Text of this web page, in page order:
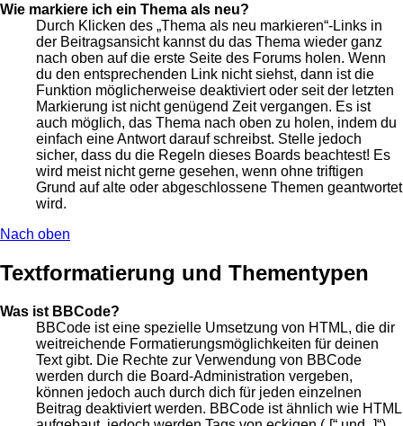
Wie markiere ich ein Thema als neu?
Durch Klicken des „Thema als neu markieren“-Links in
der Beitragsansicht kannst du das Thema wieder ganz
nach oben auf die erste Seite des Forums holen. Wenn
du den entsprechenden Link nicht siehst, dann ist die
Funktion möglicherweise deaktiviert oder seit der letzten
Markierung ist nicht genügend Zeit vergangen. Es ist
auch möglich, das Thema nach oben zu holen, indem du
einfach eine Antwort darauf schreibst. Stelle jedoch
sicher, dass du die Regeln dieses Boards beachtest! Es
wird meist nicht gerne gesehen, wenn ohne triftigen
Grund auf alte oder abgeschlossene Themen geantwortet
wird.
Nach oben
Textformatierung und Thementypen
Was ist BBCode?
BBCode ist eine spezielle Umsetzung von HTML, die dir
weitreichende Formatierungsmöglichkeiten für deinen
Text gibt. Die Rechte zur Verwendung von BBCode
werden durch die Board-Administration vergeben,
können jedoch auch durch dich für jeden einzelnen
Beitrag deaktiviert werden. BBCode ist ähnlich wie HTML